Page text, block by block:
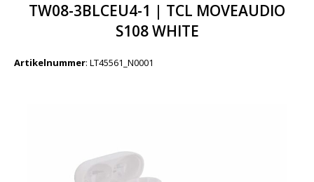
TW08-3BLCEU4-1 | TCL MOVEAUDIO
S108 WHITE
Artikelnummer: LT45561_N0001